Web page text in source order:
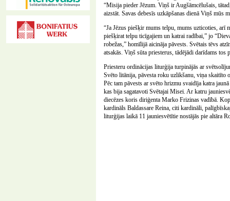
“Misija pieder Jēzum. Viņš ir Augšāmcēlušais,
aizstāt. Savas debesīs uzkāpšanas dienā Viņš mūs
“Ja Jēzus piešķir mums telpu, mums uzticoties,
piešķirat telpu ticīgajiem un katrai radībai,” jo
robežas,” homīlijā aicināja pāvests. Svētais tēvs
atsakās. Viņš sūta priesterus, tādējādi darīdams tos
Priesteru ordinācijas liturģija turpinājās ar
Svēto litānija, pāvesta roku uzlikšanu, viņa skaitīto
Pēc tam pāvests ar svēto hrizmu svaidīja katra
kas bija sagatavoti Svētajai Misei. Ar katru
diecēzes koris diriģenta Marko Frizinas vadībā.
kardināls Baldassare Reina, citi kardināli,
liturģijas laikā 11 jauniesvētītie nostājās pie altāra